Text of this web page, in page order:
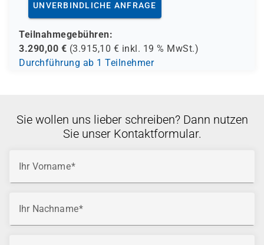
UNVERBINDLICHE ANFRAGE
Teilnahmegebühren:
3.290,00 € (3.915,10 € inkl. 19 % MwSt.)
Durchführung ab 1 Teilnehmer
Sie wollen uns lieber schreiben? Dann nutzen
Sie unser Kontaktformular.
Ihr Vorname
Ihr Nachname